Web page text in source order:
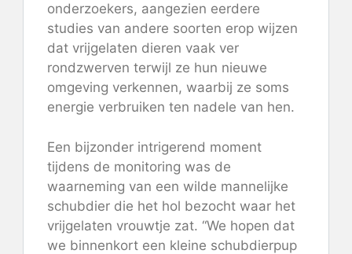
onderzoekers, aangezien eerdere
studies van andere soorten erop wijzen
dat vrijgelaten dieren vaak ver
rondzwerven terwijl ze hun nieuwe
omgeving verkennen, waarbij ze soms
energie verbruiken ten nadele van hen.
Een bijzonder intrigerend moment
tijdens de monitoring was de
waarneming van een wilde mannelijke
schubdier die het hol bezocht waar het
vrijgelaten vrouwtje zat. “We hopen dat
we binnenkort een kleine schubdierpup